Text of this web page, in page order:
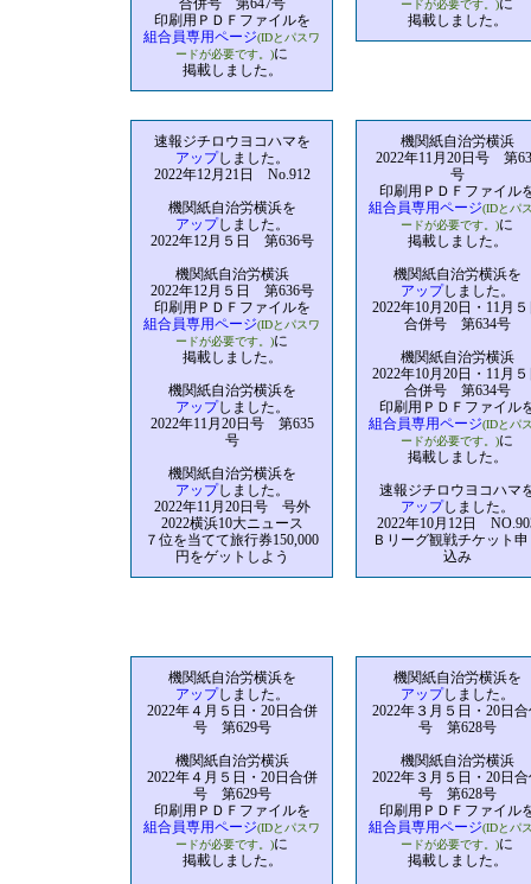
合併号 第647号
印刷用ＰＤＦファイルを
組合員専用ページ(IDとパスワ
ードが必要です。)に
掲載しました。
ードが必要です。)に
掲載しました。
速報ジチロウヨコハマを
アップしました。
2022年12月21日 No.912
機関紙自治労横浜を
アップしました。
2022年12月５日 第636号
機関紙自治労横浜
2022年12月５日 第636号
印刷用ＰＤＦファイルを
組合員専用ページ(IDとパスワ
ードが必要です。)に
掲載しました。
機関紙自治労横浜を
アップしました。
2022年11月20日号 第635
号
機関紙自治労横浜を
アップしました。
2022年11月20日号 号外
2022横浜10大ニュース
７位を当てて旅行券150,000
円をゲットしよう
機関紙自治労横浜
2022年11月20日号 第
号
印刷用ＰＤＦファイル
組合員専用ページ(IDとパ
ードが必要です。)に
掲載しました。
機関紙自治労横浜を
アップしました。
2022年10月20日・11月
合併号 第634号
機関紙自治労横浜
2022年10月20日・11月
合併号 第634号
印刷用ＰＤＦファイル
組合員専用ページ(IDとパ
ードが必要です。)に
掲載しました。
速報ジチロウヨコハマ
アップしました。
2022年10月12日
Ｂリーグ観戦チケット申
込み
機関紙自治労横浜を
アップしました。
2022年４月５日・20日合併
号 第629号
機関紙自治労横浜
2022年４月５日・20日合併
号 第629号
印刷用ＰＤＦファイルを
組合員専用ページ(IDとパスワ
ードが必要です。)に
掲載しました。
機関紙自治労横浜を
アップしました。
2022年３月５日・20日合
号 第628号
機関紙自治労横浜
2022年３月５日・20日合
号 第628号
印刷用ＰＤＦファイル
組合員専用ページ(IDとパ
ードが必要です。)に
掲載しました。